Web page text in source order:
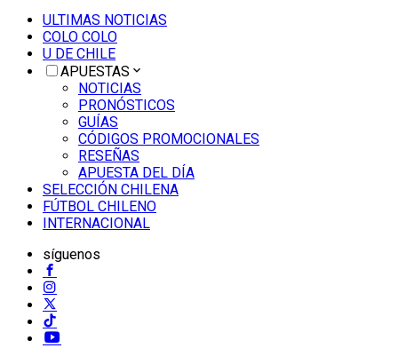
ULTIMAS NOTICIAS
COLO COLO
U DE CHILE
APUESTAS
NOTICIAS
PRONÓSTICOS
GUÍAS
CÓDIGOS PROMOCIONALES
RESEÑAS
APUESTA DEL DÍA
SELECCIÓN CHILENA
FÚTBOL CHILENO
INTERNACIONAL
síguenos